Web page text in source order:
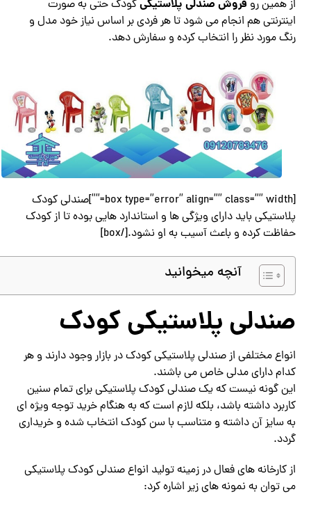
از همین رو فروش صندلی پلاستیکیکودک حتی به صورت
اینترنتی هم انجام می شود تا هر فردی بر اساس نیاز خود مدل و
رنگ مورد نظر را انتخاب کرده و سفارش دهد.
[box type=”error” align=”” class=”” width=””]صندلی کودک
پلاستیکی باید دارای ویژگی ها و استاندارد هایی بوده تا از کودک
حفاظت کرده و باعث آسیب به او نشود.[/box]
آنچه میخوانید
صندلی پلاستیکی کودک
انواع مختلفی از صندلی پلاستیکی کودک در بازار وجود دارند و هر
کدام دارای مدلی خاص می باشند.
این گونه نیست که یک صندلی کودک پلاستیکی برای تمام سنین
کاربرد داشته باشد، بلکه لازم است که به هنگام خرید توجه ویژه ای
به سایز آن داشته و متناسب با سن کودک انتخاب شده و خریداری
گردد.
از کارخانه های فعال در زمینه تولید انواع صندلی کودک پلاستیکی
می توان به نمونه های زیر اشاره کرد: